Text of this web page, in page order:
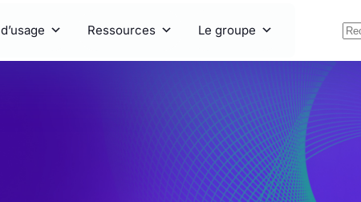
Ressources Le groupe